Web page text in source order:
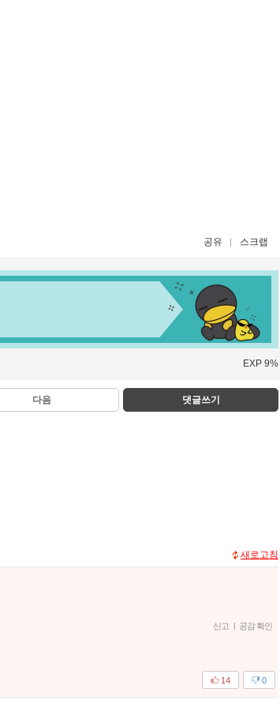
공유 스크랩
EXP 9%
다음 댓글쓰기
새로고침
신고 | 공감 확인
0
14